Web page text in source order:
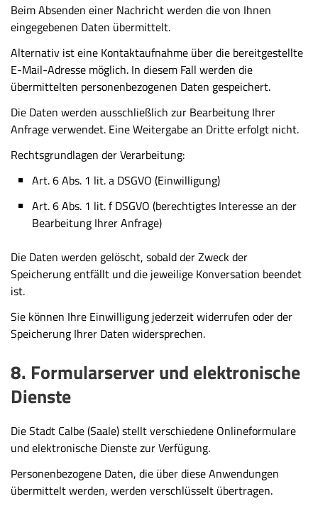
Beim Absenden einer Nachricht werden die von Ihnen
eingegebenen Daten übermittelt.
Alternativ ist eine Kontaktaufnahme über die bereitgestellte
E-Mail-Adresse möglich. In diesem Fall werden die
übermittelten personenbezogenen Daten gespeichert.
Die Daten werden ausschließlich zur Bearbeitung Ihrer
Anfrage verwendet. Eine Weitergabe an Dritte erfolgt nicht.
Rechtsgrundlagen der Verarbeitung:
Art. 6 Abs. 1 lit. a DSGVO (Einwilligung)
Art. 6 Abs. 1 lit. f DSGVO (berechtigtes Interesse an der
Bearbeitung Ihrer Anfrage)
Die Daten werden gelöscht, sobald der Zweck der
Speicherung entfällt und die jeweilige Konversation beendet
ist.
Sie können Ihre Einwilligung jederzeit widerrufen oder der
Speicherung Ihrer Daten widersprechen.
8. Formularserver und elektronische
Dienste
Die Stadt Calbe (Saale) stellt verschiedene Onlineformulare
und elektronische Dienste zur Verfügung.
Personenbezogene Daten, die über diese Anwendungen
übermittelt werden, werden verschlüsselt übertragen.